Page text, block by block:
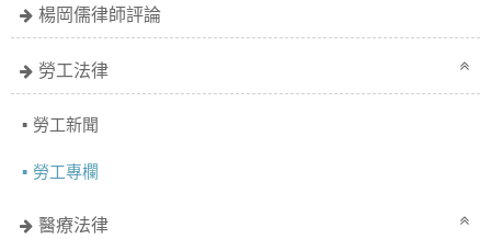
楊岡儒律師評論
勞工法律
勞工新聞
勞工專欄
醫療法律